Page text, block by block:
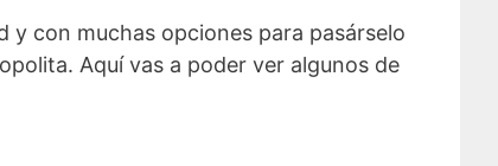
y con muchas opciones para pasárselo
Aquí vas a poder ver algunos de